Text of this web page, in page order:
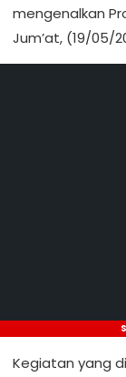
mengenalkan
Jum’at, (19/05/
Kegiatan yang